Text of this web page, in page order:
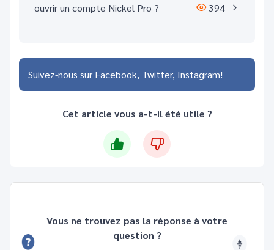
ouvrir un compte Nickel Pro ?
394
Suivez-nous sur Facebook Twitter Instagram
Cet article vous a-t-il été utile ?
Vous ne trouvez pas la réponse à votre
question ?